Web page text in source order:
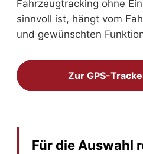
Fahrzeugtracking ohne
sinnvoll ist, hängt vom
und gewünschten
Zur GPS-
Für die Auswahl